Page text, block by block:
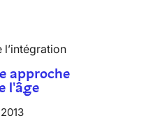
l’intégration
approche
l'âge
2013